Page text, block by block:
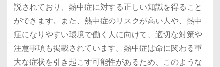
説されており、熱中症に対する正しい知識を得ること
ができます。また、熱中症のリスクが高い人や、熱中
症になりやすい環境で働く人に向けて、適切な対策や
注意事項も掲載されています。熱中症は命に関わる重
大な症状を引き起こす可能性があるため、このような